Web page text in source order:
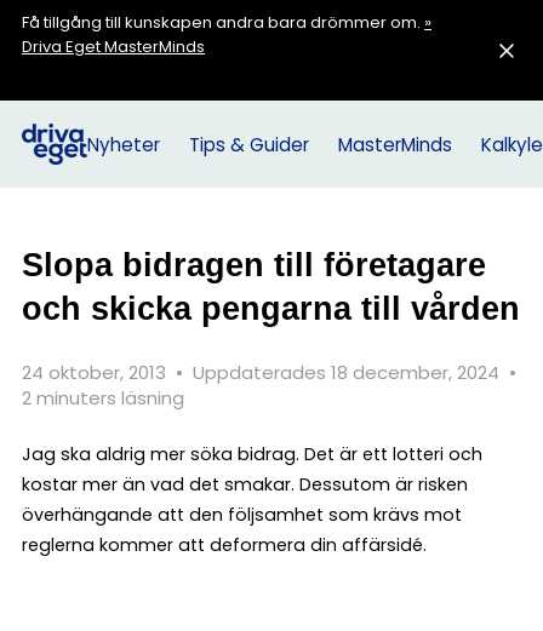
Få tillgång till kunskapen andra bara drömmer om. »
Driva Eget MasterMinds
Nyheter Tips & Guider MasterMinds
Slopa bidragen till företagare
och skicka pengarna till vården
24 oktober, 2013 • Uppdaterades 18 december, 2024 •
2 minuters läsning
Jag ska aldrig mer söka bidrag. Det är ett lotteri och
kostar mer än vad det smakar. Dessutom är risken
överhängande att den följsamhet som krävs mot
reglerna kommer att deformera din affärsidé.